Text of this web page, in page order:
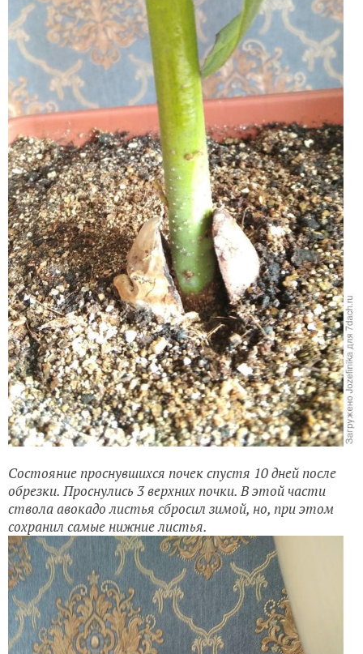
Состояние проснувшихся почек спустя 10 дней после
обрезки. Проснулись 3 верхних почки. В этой части
ствола авокадо листья сбросил зимой, но, при этом
сохранил самые нижние листья.